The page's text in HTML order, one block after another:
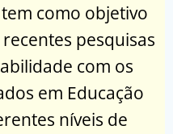
como objetivo
pesquisas
com os
em Educação
níveis de